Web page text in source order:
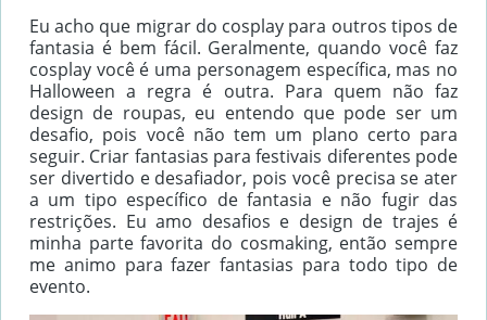
Eu acho que migrar do cosplay para outros tipos de
fantasia é bem fácil. Geralmente, quando você faz
cosplay você é uma personagem específica, mas no
Halloween a regra é outra. Para quem não faz
design de roupas, eu entendo que pode ser um
desafio, pois você não tem um plano certo para
seguir. Criar fantasias para festivais diferentes pode
ser divertido e desafiador, pois você precisa se ater
a um tipo específico de fantasia e não fugir das
restrições. Eu amo desafios e design de trajes é
minha parte favorita do cosmaking, então sempre
me animo para fazer fantasias para todo tipo de
evento.